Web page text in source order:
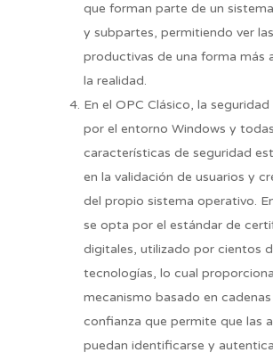
que forman parte de un
y subpartes, permitiendo ver
productivas de una forma más
la realidad.
En el OPC Clásico, la
por el entorno Windows y
características de seguridad
en la validación de usuarios y
del propio sistema operativo.
se opta por el estándar de
digitales, utilizado por cientos
tecnologías, lo cual
mecanismo basado en
confianza que permite que las
puedan identificarse y